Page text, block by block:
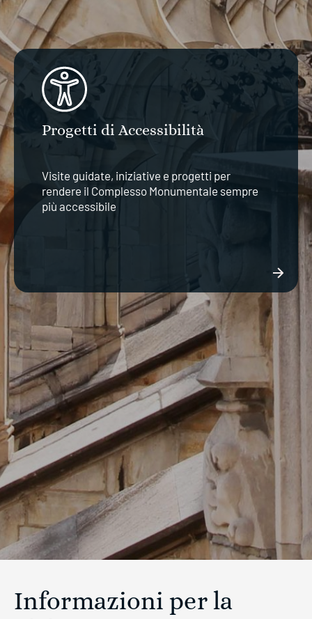
Progetti di Accessibilità
Visite guidate, iniziative e progetti per
rendere il Complesso Monumentale sempre
più accessibile
Informazioni per la